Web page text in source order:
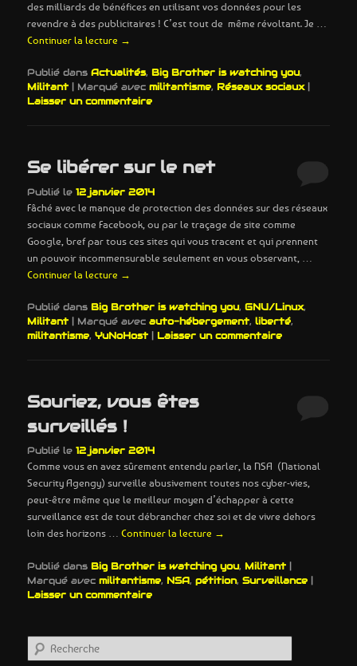
des milliards de bénéfices en utilisant vos données pour les
revendre à des publicitaires ! C’est tout de même révoltant. Je …
Continuer la lecture →
Publié dans Actualités,Big Brother is watching you,
Militant | Marqué avec militantisme,Réseaux sociaux |
Laisser un commentaire
Se libérer sur le net
Publié le12 janvier 2014
Fâché avec le manque de protection des données sur des réseaux
sociaux comme Facebook, ou par le traçage de site comme
Google, bref par tous ces sites qui vous tracent et qui prennent
un pouvoir incommensurable seulement en vous observant, …
Continuer la lecture →
Publié dans Big Brother is watching you,GNU/Linux,
Militant | Marqué avec auto-hébergement,liberté,
militantisme,YuNoHost |Laisser un commentaire
Souriez, vous êtes
surveillés !
Publié le12 janvier 2014
Comme vous en avez sûrement entendu parler, la NSA (National
Security Agengy) surveille abusivement toutes nos cyber-vies,
peut-être même que le meilleur moyen d’échapper à cette
surveillance est de tout débrancher chez soi et de vivre dehors
loin des horizons …Continuer la lecture →
Publié dans Big Brother is watching you,Militant |
Marqué avec militantisme,NSA,pétition,Surveillance |
Laisser un commentaire
e